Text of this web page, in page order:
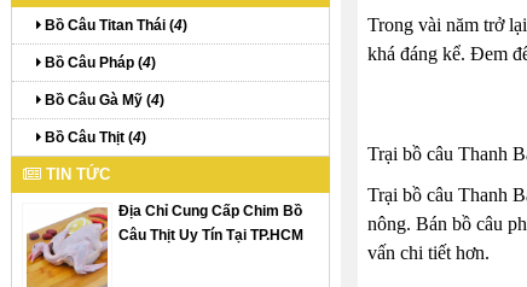
Trong vài năm trở
khá đáng kể. Đem
Trại bồ câu Thanh
Trại bồ câu Thanh
nông. Bán bồ câu
vấn chi tiết hơn.
Bồ Câu Titan Thái (4)
Bồ Câu Pháp (4)
Bồ Câu Gà Mỹ (4)
Bồ Câu Thịt (4)
TIN TỨC
Địa Chỉ Cung Cấp Chim Bồ
Câu Thịt Uy Tín Tại TP.HCM